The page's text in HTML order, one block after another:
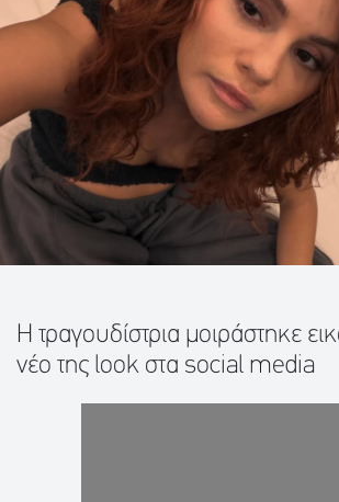
Η τραγουδίστρια μοιράστηκε
νέο της look στα social media